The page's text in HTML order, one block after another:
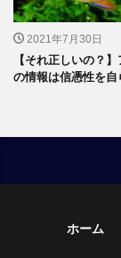
2021年7月30日
【それ正しいの？
の情報は信憑性を自
ホーム